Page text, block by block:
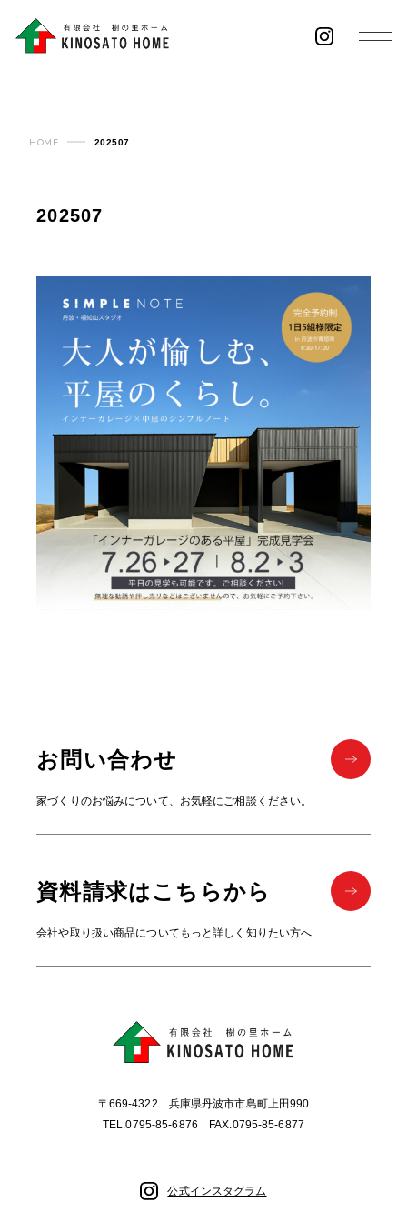
HOME 202507
202507
お問い合わせ
家づくりのお悩みについて、お気軽にご相談ください。
資料請求はこちらから
会社や取り扱い商品についてもっと詳しく知りたい方へ
〒669-4322 兵庫県丹波市市島町上田990
TEL.0795-85-6876 FAX.0795-85-6877
公式インスタグラム